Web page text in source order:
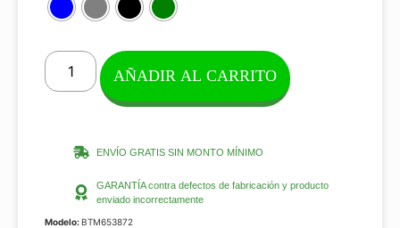
AÑADIR AL CARRITO
ENVÍO GRATIS SIN MONTO MÍNIMO
GARANTÍA contra defectos de fabricación y producto
enviado incorrectamente
Modelo:BTM653872